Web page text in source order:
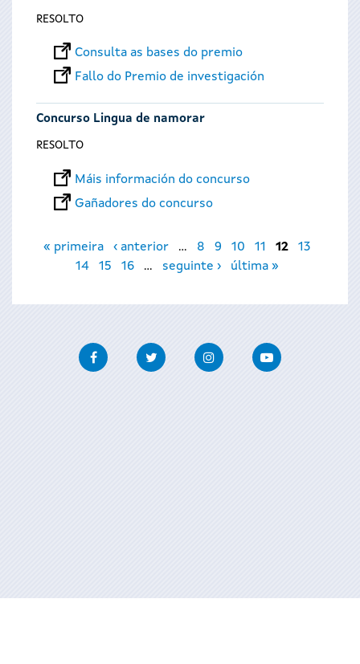
RESOLTO
Consulta as bases do premio
Fallo do Premio de investigación
Concurso Lingua de namorar
RESOLTO
Máis información do concurso
Gañadores do concurso
Páxinas
« primeira ‹ anterior … 8 9 10 11 12
13
14
15 16 … seguinte › última »
FacebookTwitter InstagramYoutube